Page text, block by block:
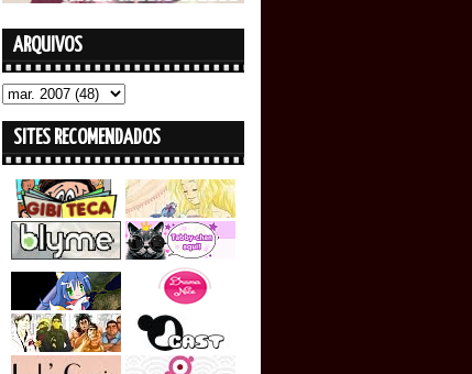
ARQUIVOS
SITES RECOMENDADOS